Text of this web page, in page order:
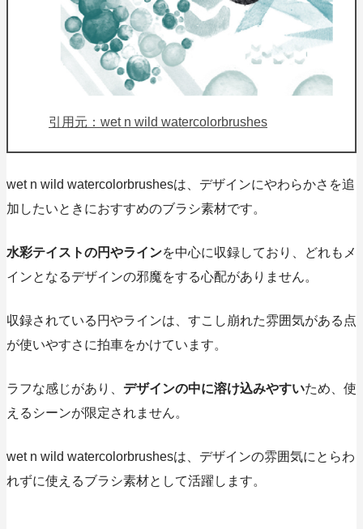
引用元：wet n wild watercolorbrushes
wet n wild watercolorbrushesは、デザインにやわらかさを追
加したいとき におすすめのブラシ素材です。
水彩テイストの円やラインを中心に収録しており、どれもメ
インとなるデザインの邪魔をする心配がありません。
収録されている円やラインは、すこし崩れた雰囲気がある点
が使いやすさに拍車をかけています。
ラフな感じがあり、 デザインの中に溶け込みやすいため、使
えるシーンが限定されません。
wet n wild watercolorbrushesは、デザインの雰囲気にとらわ
れずに使えるブラシ素材として活躍します。